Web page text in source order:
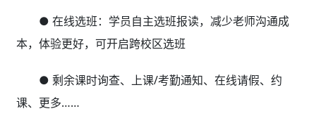
● 在线选班：学员自主选班报读，减少老师沟通成
本，体验更好，可开启跨校区选班
● 剩余课时询查、上课/考勤通知、在线请假、约
课、更多……